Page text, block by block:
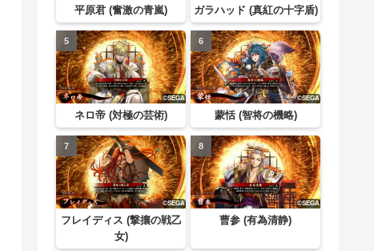
平原君 (奮激の青嵐) ガラハッド (真紅の十字盾)
ネロ帝 (対極の芸術) 蒙恬 (智将の機略)
フレイディス (撃攘の戦乙
女)
曹参 (有為清静)